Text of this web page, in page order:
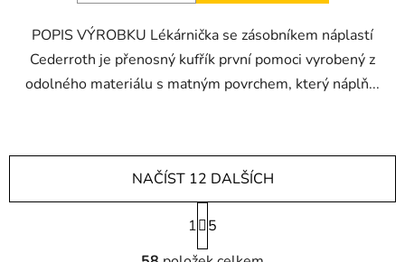
POPIS VÝROBKU Lékárnička se zásobníkem náplastí
Cederroth je přenosný kufřík první pomoci vyrobený z
odolného materiálu s matným povrchem, který náplň...
O
NAČÍST 12 DALŠÍCH
S
t
r
1
5